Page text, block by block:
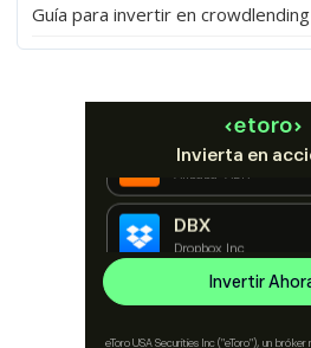
Guía para invertir en crowdlending